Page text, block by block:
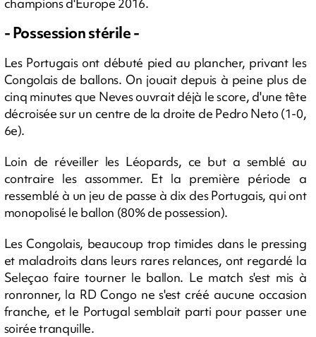
- Possession stérile -
Les Portugais ont débuté pied au plancher, privant les
Congolais de ballons. On jouait depuis à peine plus de
cinq minutes que Neves ouvrait déjà le score, d'une tête
décroisée sur un centre de la droite de Pedro Neto (1-0,
6e).
Loin de réveiller les Léopards, ce but a semblé au
contraire les assommer. Et la première période a
ressemblé à un jeu de passe à dix des Portugais, qui ont
monopolisé le ballon (80% de possession).
Les Congolais, beaucoup trop timides dans le pressing
et maladroits dans leurs rares relances, ont regardé la
Seleçao faire tourner le ballon. Le match s'est mis à
ronronner, la RD Congo ne s'est créé aucune occasion
franche, et le Portugal semblait parti pour passer une
soirée tranquille.